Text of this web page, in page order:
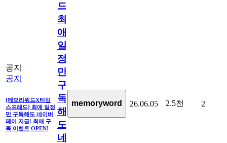
공지
공지
[메모리워드X타임
스프레드] 최애 일정
만 구독해도 네이버
페이 지급! 최애 구
독 이벤트 OPEN!
드]
최
애
일
정
만
구
독
해
도
네
memoryword 26.06.05 2.5천 2